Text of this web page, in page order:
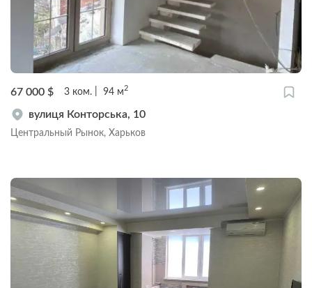
67 000 $ 3 ком. 94 м2
вулиця Конторська, 10
Центральный Рынок, Харьков